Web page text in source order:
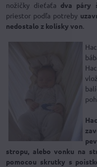
nožičky dieťaťa dva páry
priestor podľa potreby
nedostalo z kolísky von.
stropu, alebo vonku na
pomocou skrutky s